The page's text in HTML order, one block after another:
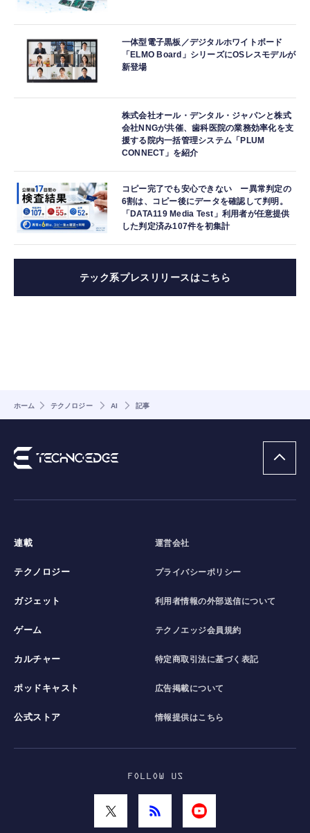
一体型電子黒板／デジタルホワイトボード
「ELMO Board」シリーズにOSレスモデルが
新登場
株式会社オール・デンタル・ジャパンと株式
会社NNGが共催、歯科医院の業務効率化を支
援する院内一括管理システム「PLUM
CONNECT」を紹介
コピー完了でも安心できない ー異常判定の
6割は、コピー後にデータを確認して判明。
「DATA119 Media Test」利用者が任意提供
した判定済み107件を初集計
テック系プレスリリースはこちら
ホーム テクノロジー AI 記事
連載
テクノロジー
ガジェット
ゲーム
カルチャー
ポッドキャスト
公式ストア
運営会社
プライバシーポリシー
利用者情報の外部送信について
テクノエッジ会員規約
特定商取引法に基づく表記
広告掲載について
情報提供はこちら
FOLLOW US